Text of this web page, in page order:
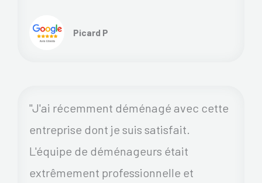
Picard P
"J'ai récemment déménagé avec cette
entreprise dont je suis satisfait.
L'équipe de déménageurs était
extrêmement professionnelle et